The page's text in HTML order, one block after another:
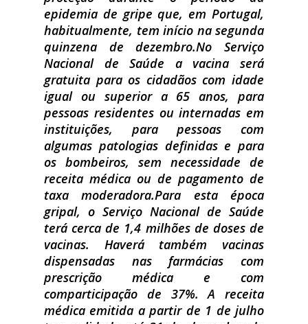
epidemia de gripe que, em Portugal,
habitualmente, tem início na segunda
quinzena de dezembro.No Serviço
Nacional de Saúde a vacina será
gratuita para os cidadãos com idade
igual ou superior a 65 anos, para
pessoas residentes ou internadas em
instituições, para pessoas com
algumas patologias definidas e para
os bombeiros, sem necessidade de
receita médica ou de pagamento de
taxa moderadora.Para esta época
gripal, o Serviço Nacional de Saúde
terá cerca de 1,4 milhões de doses de
vacinas. Haverá também vacinas
dispensadas nas farmácias com
prescrição médica e com
comparticipação de 37%. A receita
médica emitida a partir de 1 de julho